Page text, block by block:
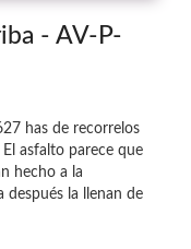
- AV-P-
has de recorrelos
asfalto parece que
hecho a la
después la llenan de